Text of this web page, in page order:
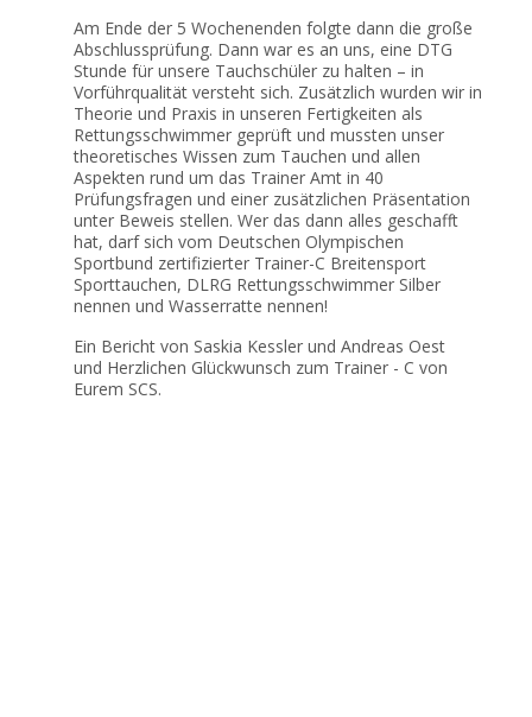
Am Ende der 5 Wochenenden folgte dann die große
Abschlussprüfung. Dann war es an uns, eine DTG
Stunde für unsere Tauchschüler zu halten – in
Vorführqualität versteht sich. Zusätzlich wurden wir in
Theorie und Praxis in unseren Fertigkeiten als
Rettungsschwimmer geprüft und mussten unser
theoretisches Wissen zum Tauchen und allen
Aspekten rund um das Trainer Amt in 40
Prüfungsfragen und einer zusätzlichen Präsentation
unter Beweis stellen. Wer das dann alles geschafft
hat, darf sich vom Deutschen Olympischen
Sportbund zertifizierter Trainer-C Breitensport
Sporttauchen, DLRG Rettungsschwimmer Silber
nennen und Wasserratte nennen!
Ein Bericht von Saskia Kessler und Andreas Oest
und Herzlichen Glückwunsch zum Trainer - C von
Eurem SCS.